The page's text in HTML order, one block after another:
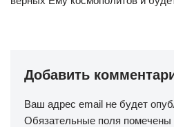
Добавить
Ваш адрес email не будет
Обязательные поля помечены